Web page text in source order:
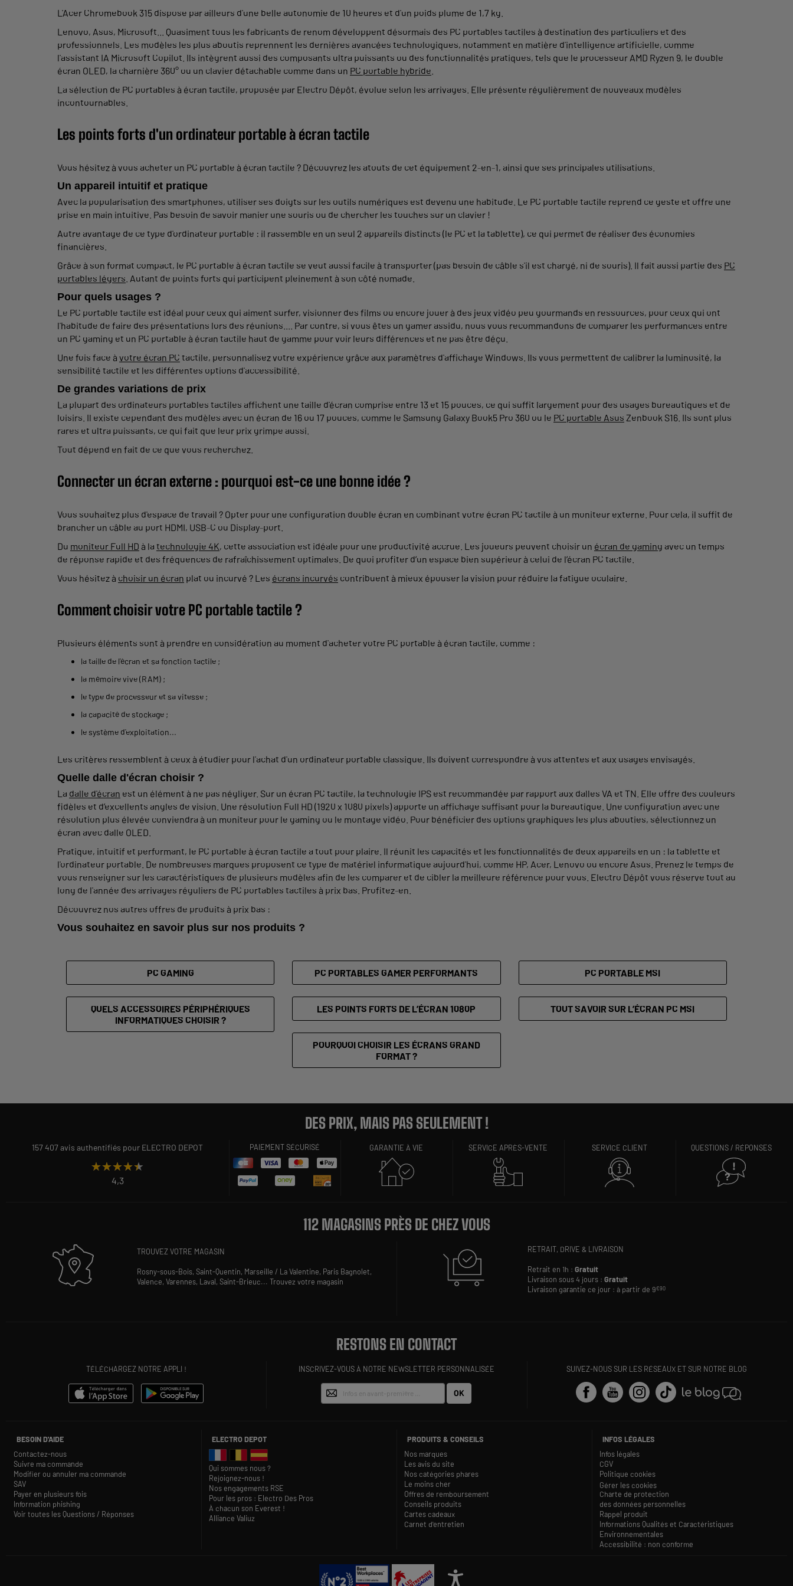
L'Acer Chromebook 315 dispose par ailleurs d'une belle autonomie de 10 heures et d'un poids plume de 1,7 kg.
Lenovo, Asus, Microsoft... Quasiment tous les fabricants de renom développent désormais des PC portables tactiles à destination des particuliers et des
professionnels. Les modèles les plus aboutis reprennent les dernières avancées technologiques, notamment en matière d'intelligence artificielle, comme
l'assistant IA Microsoft Copilot. Ils intègrent aussi des composants ultra puissants ou des fonctionnalités pratiques, tels que le processeur AMD Ryzen 9, le double
écran OLED, la charnière 360° ou un clavier détachable comme dans un PC portable hybride
La sélection de PC portables à écran tactile, proposée par Electro Dépôt, évolue selon les arrivages. Elle présente régulièrement de nouveaux modèles
incontournables.
Les points forts d'un ordinateur portable à écran tactile
Vous hésitez à vous acheter un PC portable à écran tactile ? Découvrez les atouts de cet équipement 2-en-1, ainsi que ses principales utilisations.
Un appareil intuitif et pratique
Avec la popularisation des smartphones, utiliser ses doigts sur les outils numériques est devenu une habitude. Le PC portable tactile reprend ce geste et offre une
prise en main intuitive. Pas besoin de savoir manier une souris ou de chercher les touches sur un clavier !
Autre avantage de ce type d'ordinateur portable : il rassemble en un seul 2 appareils distincts (le PC et la tablette), ce qui permet de réaliser des économies
financières.
Grâce à son format compact, le PC portable à écran tactile se veut aussi facile à transporter (pas besoin de câble s'il est chargé, ni de souris). Il fait aussi partie des PC
portables légers . Autant de points forts qui participent pleinement à son côté nomade.
Pour quels usages ?
Le PC portable tactile est idéal pour ceux qui aiment surfer, visionner des films ou encore jouer à des jeux vidéo peu gourmands en ressources, pour ceux qui ont
l'habitude de faire des présentations lors des réunions.... Par contre, si vous êtes un gamer assidu, nous vous recommandons de comparer les performances entre
un PC gaming et un PC portable à écran tactile haut de gamme pour voir leurs différences et ne pas être déçu.
Une fois face à votre écran PC tactile, personnalisez votre expérience grâce aux paramètres d'affichage Windows. Ils vous permettent de calibrer la luminosité, la
sensibilité tactile et les différentes options d'accessibilité.
De grandes variations de prix
La plupart des ordinateurs portables tactiles affichent une taille d'écran comprise entre 13 et 15 pouces, ce qui suffit largement pour des usages bureautiques et de
loisirs. Il existe cependant des modèles avec un écran de 16 ou 17 pouces, comme le Samsung Galaxy Book5 Pro 360 ou le PC portable Asus Zenbook S16. Ils sont plus
rares et ultra puissants, ce qui fait que leur prix grimpe aussi.
Tout dépend en fait de ce que vous recherchez.
Connecter un écran externe : pourquoi est-ce une bonne idée ?
Vous souhaitez plus d'espace de travail ? Opter pour une configuration double écran en combinant votre écran PC tactile à un moniteur externe. Pour cela, il suffit de
brancher un câble au port HDMI, USB-C ou Display-port.
Du moniteur Full HD à la technologie 4K, cette association est idéale pour une productivité accrue. Les joueurs peuvent choisir un écran de gaming avec un temps
de réponse rapide et des fréquences de rafraîchissement optimales. De quoi profiter d’un espace bien supérieur à celui de l’écran PC tactile.
Vous hésitez à choisir un écran plat ou incurvé ? Les écrans incurvés contribuent à mieux épouser la vision pour réduire la fatigue oculaire.
Comment choisir votre PC portable tactile ?
Plusieurs éléments sont à prendre en considération au moment d'acheter votre PC portable à écran tactile, comme :
la taille de l'écran et sa fonction tactile ;
la mémoire vive (RAM) ;
le type de processeur et sa vitesse ;
la capacité de stockage ;
le système d'exploitation...
Les critères ressemblent à ceux à étudier pour l'achat d'un ordinateur portable classique. Ils doivent correspondre à vos attentes et aux usages envisagés.
Quelle dalle d'écran choisir ?
La dalle d'écran est un élément à ne pas négliger. Sur un écran PC tactile, la technologie IPS est recommandée par rapport aux dalles VA et TN. Elle offre des couleurs
fidèles et d’excellents angles de vision. Une résolution Full HD (1920 x 1080 pixels) apporte un affichage suffisant pour la bureautique. Une configuration avec une
résolution plus élevée conviendra à un moniteur pour le gaming ou le montage vidéo. Pour bénéficier des options graphiques les plus abouties, sélectionnez un
écran avec dalle OLED.
Pratique, intuitif et performant, le PC portable à écran tactile a tout pour plaire. Il réunit les capacités et les fonctionnalités de deux appareils en un : la tablette et
l'ordinateur portable. De nombreuses marques proposent ce type de matériel informatique aujourd'hui, comme HP, Acer, Lenovo ou encore Asus. Prenez le temps de
vous renseigner sur les caractéristiques de plusieurs modèles afin de les comparer et de cibler la meilleure référence pour vous. Electro Dépôt vous réserve tout au
long de l'année des arrivages réguliers de PC portables tactiles à prix bas. Profitez-en.
Découvrez nos autres offres de produits à prix bas :
Vous souhaitez en savoir plus sur nos produits ?
PC GAMING PC PORTABLES GAMER PERFORMANTS PC PORTABLE MSI
QUELS ACCESSOIRES PÉRIPHÉRIQUES
INFORMATIQUES CHOISIR ?
LES POINTS FORTS DE L’ÉCRAN 1080P TOUT SAVOIR SUR L’ÉCRAN PC MSI
POURQUOI CHOISIR LES ÉCRANS GRAND
FORMAT ?
DES PRIX, MAIS PAS SEULEMENT !
157 407 avis authentifiés pour ELECTRO DEPOT
★★★★★
★★★★★
4,3
PAIEMENT SÉCURISÉ GARANTIE À VIE SERVICE APRÈS-VENTE SERVICE CLIENT QUESTIONS / RÉPONSES
112 MAGASINS PRÈS DE CHEZ VOUS
TROUVEZ VOTRE MAGASIN
Rosny-sous-Bois,Saint-Quentin, Marseille / La Valentine, Paris Bagnolet,
Valence,Varennes, Laval,Saint-Brieuc...Trouvez votre magasin
RETRAIT, DRIVE & LIVRAISON
Retrait en 1h :Gratuit
Livraison sous 4 jours :Gratuit
Livraison garantie ce jour : à partir de 9€90
RESTONS EN CONTACT
TÉLÉCHARGEZ NOTRE APPLI ! INSCRIVEZ-VOUS À NOTRE NEWSLETTER PERSONNALISÉE
OK
SUIVEZ-NOUS SUR LES RÉSEAUX ET SUR NOTRE BLOG
BESOIN D'AIDE
Contactez-nous
Suivre ma commande
Modifier ou annuler ma commande
SAV
Payer en plusieurs fois
Information phishing
Voir toutes les Questions / Réponses
ELECTRO DEPOT
Qui sommes nous ?
Rejoignez-nous !
Nos engagements RSE
Pour les pros : Electro Des Pros
À chacun son Everest !
Alliance Valiuz
PRODUITS & CONSEILS
Nos marques
Les avis du site
Nos catégories phares
Le moins cher
Offres de remboursement
Conseils produits
Cartes cadeaux
Carnet d'entretien
INFOS LÉGALES
Infos légales
CGV
Politique cookies
Gérer les cookies
Charte de protection
des données personnelles
Rappel produit
Informations Qualités et Caractéristiques
Environnementales
Accessibilité : non conforme